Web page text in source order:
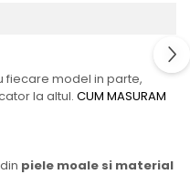
fiecare model in parte,
la altul. CUM MASURAM
piele moale si material